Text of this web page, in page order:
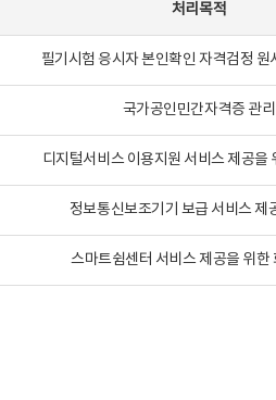
처리목적
필기시험 응시자 본인확인 자격검정 원
국가공인민간자격증 관리
디지털서비스 이용지원 서비스 제공을
정보통신보조기기 보급 서비스 제
스마트쉼센터 서비스 제공을 위한